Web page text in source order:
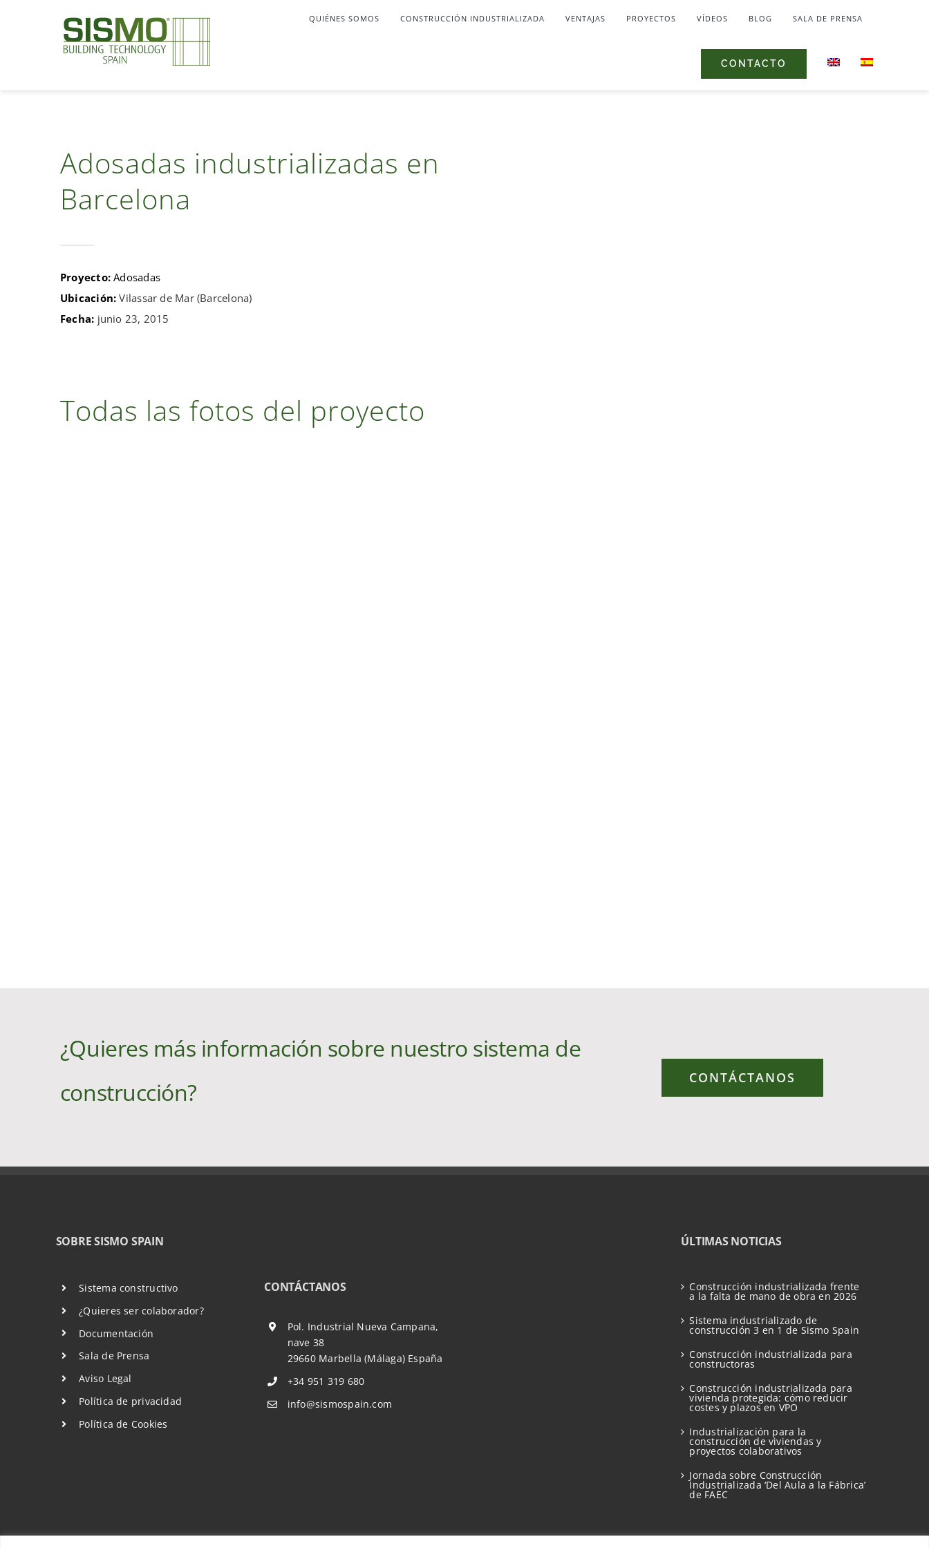
QUIÉNES SOMOS CONSTRUCCIÓN INDUSTRIALIZADA VENTAJAS PROYECTOS VÍDEOS BLOG SALA DE PRENSA
CONTACTO
Adosadas industrializadas en
Barcelona
Proyecto:Adosadas
Ubicación: Vilassar de Mar (Barcelona)
Fecha: junio 23, 2015
Todas las fotos del proyecto
¿Quieres más información sobre nuestro sistema de
construcción?
CONTÁCTANOS
SOBRE SISMO SPAIN
Sistema constructivo
¿Quieres ser colaborador?
Documentación
Sala de Prensa
Aviso Legal
Política de privacidad
Política de Cookies
CONTÁCTANOS
Pol. Industrial Nueva Campana,
nave 38
29660 Marbella (Málaga) España
+34 951 319 680
info@sismospain.com
ÚLTIMAS NOTICIAS
Construcción industrializada frente
a la falta de mano de obra en 2026
Sistema industrializado de
construcción 3 en 1 de Sismo Spain
Construcción industrializada para
constructoras
Construcción industrializada para
vivienda protegida: cómo reducir
costes y plazos en VPO
Industrialización para la
construcción de viviendas y
proyectos colaborativos
Jornada sobre Construcción
Industrializada ‘Del Aula a la Fábrica’
de FAEC